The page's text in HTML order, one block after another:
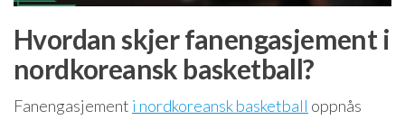
Hvordan skjer fanengasjement i
nordkoreansk basketball?
Fanengasjement i nordkoreansk basketball oppnås